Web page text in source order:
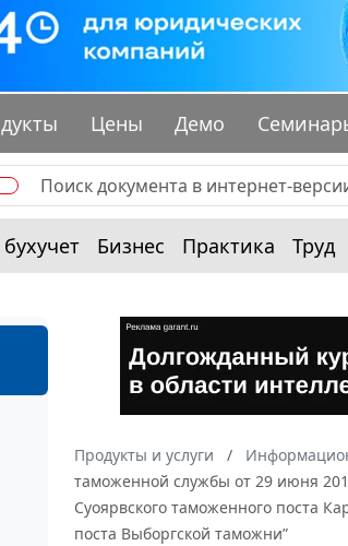
Цены Демо
Бизнес Практика Труд
Продукты и услуги
таможенной службы от 29 июня
Суоярвского таможенного поста
поста Выборгской таможни”